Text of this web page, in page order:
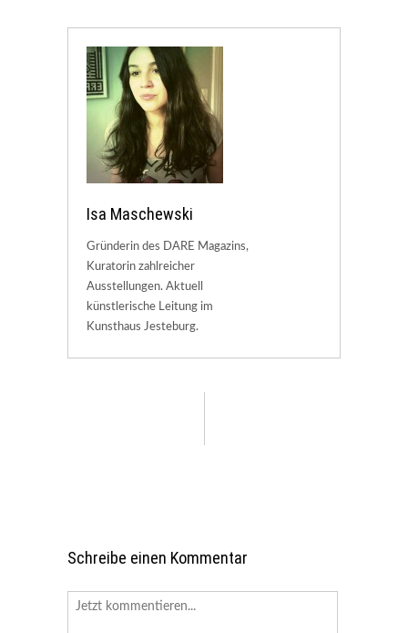
Isa Maschewski
Gründerin des DARE Magazins,
Kuratorin zahlreicher
Ausstellungen. Aktuell
künstlerische Leitung im
Kunsthaus Jesteburg.
Schreibe einen Kommentar